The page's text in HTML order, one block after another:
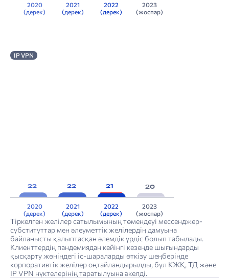
2020
(дерек)
2021
(дерек)
2022
(дерек)
2023
(жоспар)
IP VPN
22 22 21 20
2020
(дерек)
2021
(дерек)
2022
(дерек)
2023
(жоспар)
Тіркелген желілер сатылымының төмендеуі мессенджер-
субституттар мен әлеуметтік желілердің дамуына
байланысты қалыптасқан әлемдік үрдіс болып табылады.
Клиенттердің пандемиядан кейінгі кезеңде шығындарды
қысқарту жөніндегі іс-шараларды өткізу шеңберінде
корпоративтік желілер оңтайландырылды, бұл КЖҚ, ТД және
IP VPN нүктелерінің таратылуына әкелді.